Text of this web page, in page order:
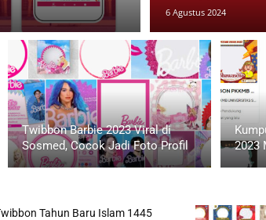
6 Agustus 2024
Twibbon Barbie 2023 Viral di
Sosmed, Cocok Jadi Foto Profil
2023
Tahun Baru Islam 1445